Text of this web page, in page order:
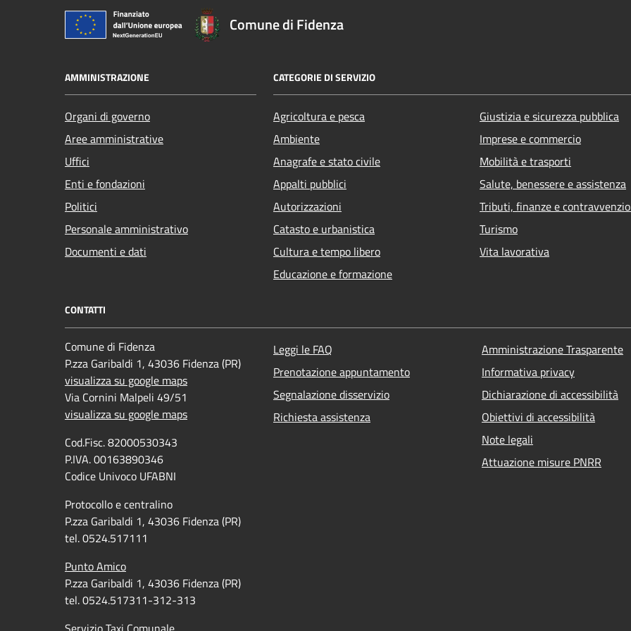
Comune di Fidenza
AMMINISTRAZIONE
Organi di governo
Aree amministrative
Uffici
Enti e fondazioni
Politici
Personale amministrativo
Documenti e dati
CATEGORIE DI SERVIZIO
Agricoltura e pesca
Ambiente
Anagrafe e stato civile
Appalti pubblici
Autorizzazioni
Catasto e urbanistica
Cultura e tempo libero
Educazione e formazione
Giustizia e sicurezza pubblica
Imprese e commercio
Mobilità e trasporti
Salute, benessere e assistenza
Tributi, finanze e
Turismo
Vita lavorativa
CONTATTI
Comune di Fidenza
P.zza Garibaldi 1, 43036 Fidenza (PR)
visualizza su google maps
Via Cornini Malpeli 49/51
visualizza su google maps
Cod.Fisc. 82000530343
P.IVA. 00163890346
Codice Univoco UFABNI
Protocollo e centralino
P.zza Garibaldi 1, 43036 Fidenza (PR)
tel. 0524.517111
Punto Amico
P.zza Garibaldi 1, 43036 Fidenza (PR)
tel. 0524.517311-312-313
Leggi le FAQ
Prenotazione appuntamento
Segnalazione disservizio
Richiesta assistenza
Amministrazione Trasparente
Informativa privacy
Dichiarazione di accessibilità
Obiettivi di accessibilità
Note legali
Attuazione misure PNRR